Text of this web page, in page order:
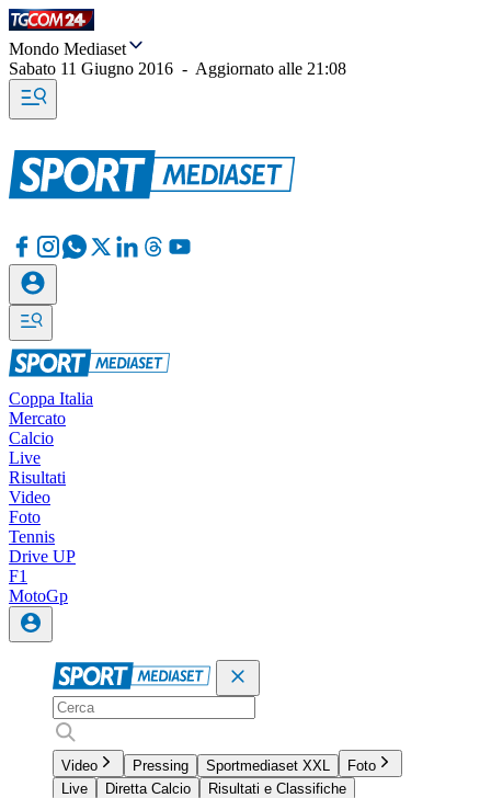
Mondo Mediaset
Sabato 11 Giugno 2016 - Aggiornato alle 21:08
Coppa Italia
Mercato
Calcio
Live
Risultati
Video
Foto
Tennis
Drive UP
F1
MotoGp
Video Pressing Sportmediaset XXL
Foto
Live
Diretta Calcio
Risultati e Classifiche